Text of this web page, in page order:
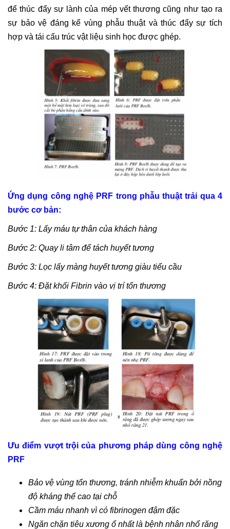
để thúc đẩy sự lành của mép vết thương cũng như tạo ra
sự bảo vệ đáng kể vùng phẫu thuật và thúc đẩy sự tích
hợp và tái cấu trúc vật liệu sinh học được ghép.
Ứng dụng công nghệ PRF trong phẫu thuật trải qua 4
bước cơ bản:
Bước 1: Lấy máu tự thân của khách hàng
Bước 2: Quay li tâm để tách huyết tương
Bước 3: Lọc lấy màng huyết tương giàu tiểu cầu
Bước 4: Đặt khối Fibrin vào vị trí tổn thương
Ưu điểm vượt trội của phương pháp dùng công nghệ
PRF
Bảo vệ vùng tổn thương, tránh nhiễm khuẩn bởi nồng
độ kháng thể cao tại chỗ
Cầm máu nhanh vì có fibrinogen đậm đặc
Ngăn chặn tiêu xương ổ nhất là bệnh nhân nhổ răng